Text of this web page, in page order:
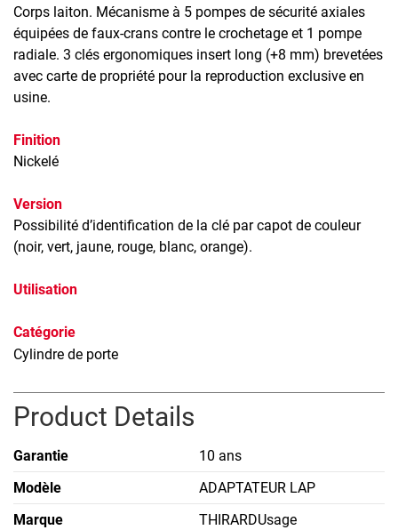
Corps laiton. Mécanisme à 5 pompes de sécurité axiales
équipées de faux-crans contre le crochetage et 1 pompe
radiale. 3 clés ergonomiques insert long (+8 mm) brevetées
avec carte de propriété pour la reproduction exclusive en
usine.
Finition
Nickelé
Version
Possibilité d’identification de la clé par capot de couleur
(noir, vert, jaune, rouge, blanc, orange).
Utilisation
Catégorie
Cylindre de porte
Product Details
Garantie
10 ans
Modèle
ADAPTATEUR LAP
Marque
THIRARDUsage